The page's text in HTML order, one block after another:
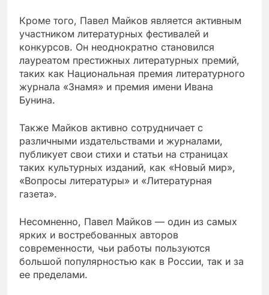
Кроме того, Павел Майков является активным
участником литературных фестивалей и
конкурсов. Он неоднократно становился
лауреатом престижных литературных премий,
таких как Национальная премия литературного
журнала «Знамя» и премия имени Ивана
Бунина.
Также Майков активно сотрудничает с
различными издательствами и журналами,
публикует свои стихи и статьи на страницах
таких культурных изданий, как «Новый мир»,
«Вопросы литературы» и «Литературная
газета».
Несомненно, Павел Майков — один из самых
ярких и востребованных авторов
современности, чьи работы пользуются
большой популярностью как в России, так и за
ее пределами.